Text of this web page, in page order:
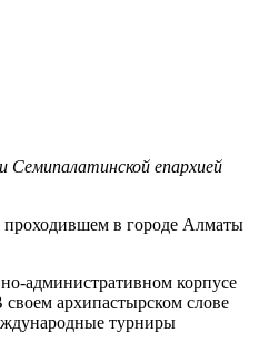
Семипалатинской епархией
проходившем в городе Алматы
административном корпусе
архипастырском слове
турниры